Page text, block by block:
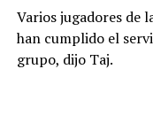
Varios jugadores de
han cumplido el
grupo, dijo Taj.